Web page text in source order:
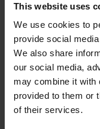
This website uses
We use cookies to
provide social
We also share
our social media,
may combine it with
provided to them or
of their services.
Vidéos, appels
ordinateur ou
RECOMMANDÉ
Voir les forfaits
Toutes les valeurs